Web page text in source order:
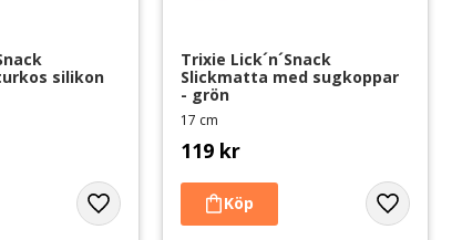
silikon
Lägg till i favoriter
Trixie Lick´n´Snack
Slickmatta med sugkoppar
- grön
17 cm
119 kr
Lägg till i